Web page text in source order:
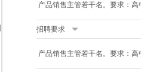
产品销售主管若干名。要求：
招聘要求
产品销售主管若干名。要求：